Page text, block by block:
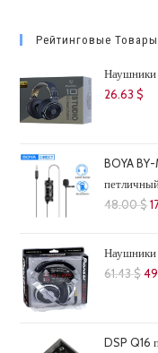
Рейтинговые Товары
26.63$
BOYA
48.00$
61.43$
DSP Q16